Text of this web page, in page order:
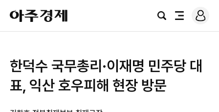
아
주
경
검
전
로
그
한덕수 국무총리·이재명 민주당 대
표, 익산 호우피해 현장 방문